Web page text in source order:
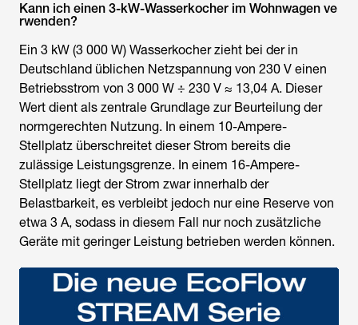
Kann ich einen 3-kW-Wasserkocher im Wohnwagen ve
rwenden?
Ein 3 kW (3 000 W) Wasserkocher zieht bei der in
Deutschland üblichen Netzspannung von 230 V einen
Betriebsstrom von 3 000 W ÷ 230 V ≈ 13,04 A. Dieser
Wert dient als zentrale Grundlage zur Beurteilung der
normgerechten Nutzung. In einem 10-Ampere-
Stellplatz überschreitet dieser Strom bereits die
zulässige Leistungsgrenze. In einem 16-Ampere-
Stellplatz liegt der Strom zwar innerhalb der
Belastbarkeit, es verbleibt jedoch nur eine Reserve von
etwa 3 A, sodass in diesem Fall nur noch zusätzliche
Geräte mit geringer Leistung betrieben werden können.